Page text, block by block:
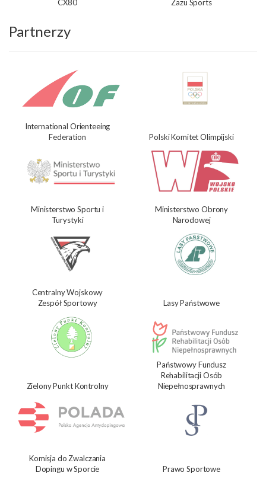
CX80 Zazu Sports
Partnerzy
International Orienteeing
Federation
Polski Komitet Olimpijski
Ministerstwo Sportu i
Turystyki
Ministerstwo Obrony
Narodowej
Centralny Wojskowy
Zespół Sportowy
Lasy Państwowe
Zielony Punkt Kontrolny
Państwowy Fundusz
Rehabilitacji Osób
Niepełnosprawnych
Komisja do Zwalczania
Dopingu w Sporcie
Prawo Sportowe